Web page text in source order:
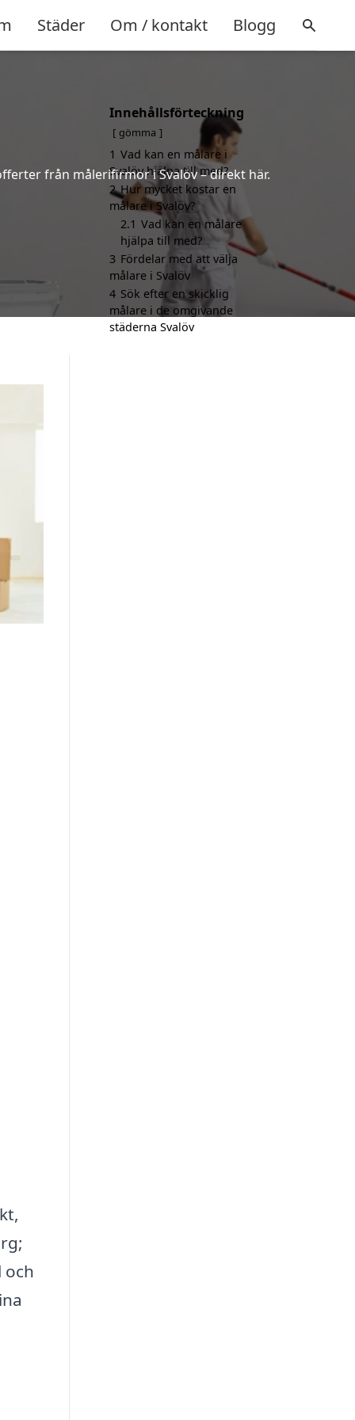
Städer Om / kontakt Blogg
från målerifirmor i Svalöv – direkt här.
och
Innehållsförteckning
gömma
1 Vad kan en målare i
Svalöv hjälpa till med?
2 Hur mycket kostar en
målare i Svalöv?
2.1 Vad kan en målare
hjälpa till med?
3 Fördelar med att välja
målare i Svalöv
4 Sök efter en skicklig
målare i de omgivande
städerna Svalöv